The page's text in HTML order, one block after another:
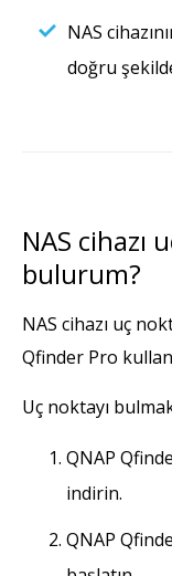
NAS
doğru
NAS cihazı
bulurum?
NAS cihazı uç
Qfinder Pro
Uç noktayı
QNAP
indirin.
QNAP